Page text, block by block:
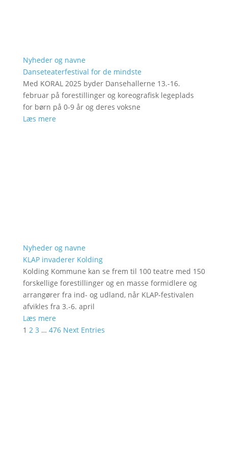
Nyheder og navne
Danseteaterfestival for de mindste
Med KORAL 2025 byder Dansehallerne 13.-16.
februar på forestillinger og koreografisk legeplads
for børn på 0-9 år og deres voksne
Læs mere
Nyheder og navne
KLAP invaderer Kolding
Kolding Kommune kan se frem til 100 teatre med 150
forskellige forestillinger og en masse formidlere og
arrangører fra ind- og udland, når KLAP-festivalen
afvikles fra 3.-6. april
Læs mere
1 2 3 … 476 Next Entries